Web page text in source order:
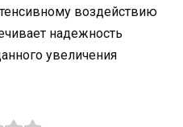
воздействию
надежность
увеличения